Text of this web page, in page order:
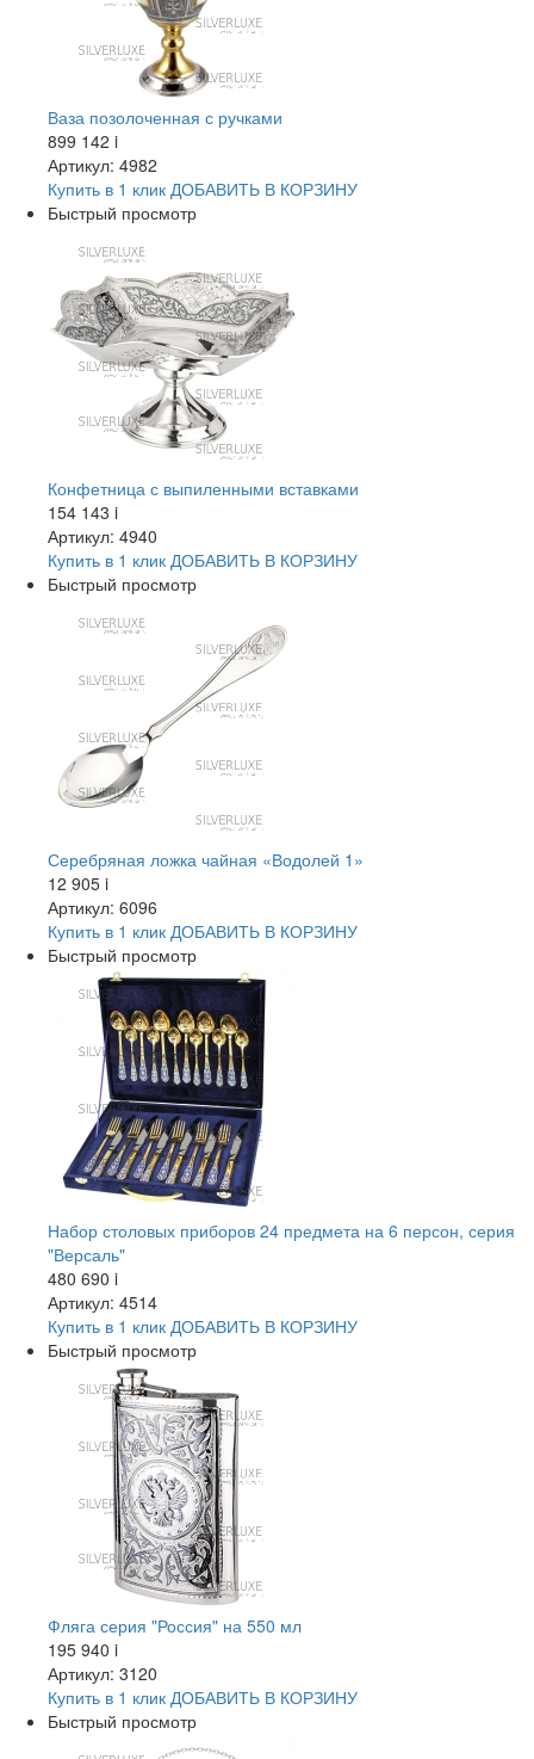
Ваза позолоченная с ручками
899 142 i
Артикул: 4982
Купить в 1 клик ДОБАВИТЬ В КОРЗИНУ
Быстрый просмотр
Конфетница с выпиленными вставками
154 143 i
Артикул: 4940
Купить в 1 клик ДОБАВИТЬ В КОРЗИНУ
Быстрый просмотр
Серебряная ложка чайная «Водолей 1»
12 905 i
Артикул: 6096
Купить в 1 клик ДОБАВИТЬ В КОРЗИНУ
Быстрый просмотр
Набор столовых приборов 24 предмета на 6 персон, серия
"Версаль"
480 690 i
Артикул: 4514
Купить в 1 клик ДОБАВИТЬ В КОРЗИНУ
Быстрый просмотр
Фляга серия "Россия" на 550 мл
195 940 i
Артикул: 3120
Купить в 1 клик ДОБАВИТЬ В КОРЗИНУ
Быстрый просмотр